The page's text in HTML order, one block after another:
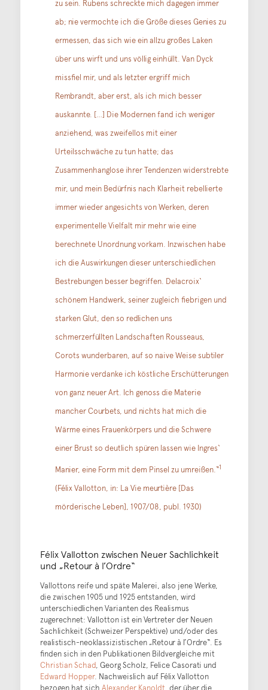
zu sein. Rubens schreckte mich dagegen immer
ab; nie vermochte ich die Größe dieses Genies zu
ermessen, das sich wie ein allzu großes Laken
über uns wirft und uns völlig einhüllt. Van Dyck
missfiel mir, und als letzter ergriff mich
Rembrandt, aber erst, als ich mich besser
auskannte. […] Die Modernen fand ich weniger
anziehend, was zweifellos mit einer
Urteilsschwäche zu tun hatte; das
Zusammenhanglose ihrer Tendenzen widerstrebte
mir, und mein Bedürfnis nach Klarheit rebellierte
immer wieder angesichts von Werken, deren
experimentelle Vielfalt mir mehr wie eine
berechnete Unordnung vorkam. Inzwischen habe
ich die Auswirkungen dieser unterschiedlichen
Bestrebungen besser begriffen. Delacroix‘
schönem Handwerk, seiner zugleich fiebrigen und
starken Glut, den so redlichen uns
schmerzerfüllten Landschaften Rousseaus,
Corots wunderbaren, auf so naive Weise subtiler
Harmonie verdanke ich köstliche Erschütterungen
von ganz neuer Art. Ich genoss die Materie
mancher Courbets, und nichts hat mich die
Wärme eines Frauenkörpers und die Schwere
einer Brust so deutlich spüren lassen wie Ingres‘
Manier, eine Form mit dem Pinsel zu umreißen.“1
(Félix Vallotton, in: La Vie meurtière [Das
mörderische Leben], 1907/08, publ. 1930)
Félix Vallotton zwischen Neuer Sachlichkeit
und „Retour à l’Ordre“
Vallottons reife und späte Malerei, also jene Werke,
die zwischen 1905 und 1925 entstanden, wird
unterschiedlichen Varianten des Realismus
zugerechnet: Vallotton ist ein Vertreter der Neuen
Sachlichkeit (Schweizer Perspektive) und/oder des
realistisch-neoklassizistischen „Retour à l’Ordre“. Es
finden sich in den Publikationen Bildvergleiche mit
Christian Schad, Georg Scholz, Felice Casorati und
Edward Hopper. Nachweislich auf Félix Vallotton
bezogen hat sich Alexander Kanoldt , der über die